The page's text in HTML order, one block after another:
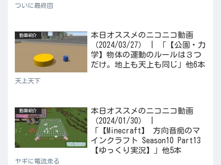
ついに最終回
動画紹介
本日オススメのニコニコ動画
（2024/03/27） | 「【公園・力
学】物体の運動のルールは３つ
だけ。地上も天上も同じ」他6本
天上天下
動画紹介
本日オススメのニコニコ動画
（2024/01/30） |
「【Minecraft】 方向音痴のマ
インクラフト Season10 Part13
【ゆっくり実況】」他5本
ヤギに電流走る